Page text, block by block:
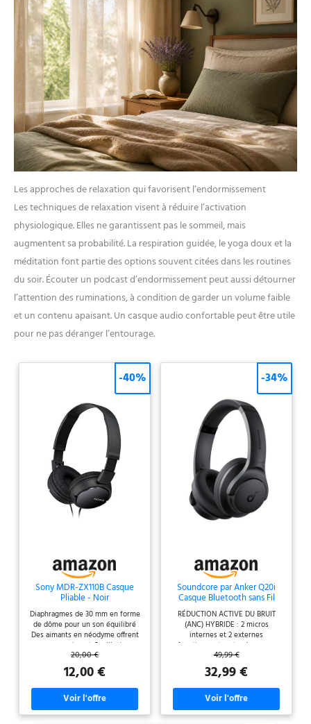
Les approches de relaxation qui favorisent l’endormissement
Les techniques de relaxation visent à réduire l’activation
physiologique. Elles ne garantissent pas le sommeil, mais
augmentent sa probabilité. La respiration guidée, le yoga doux et la
méditation font partie des options souvent citées dans les routines
du soir. Écouter un podcast d’endormissement peut aussi détourner
l’attention des ruminations, à condition de garder un volume faible
et un contenu apaisant. Un casque audio confortable peut être utile
pour ne pas déranger l’entourage.
Sony MDR-ZX110B Casque
Pliable - Noir
Diaphragmes de 30 mm en forme
de dôme pour un son équilibré
Des aimants en néodyme offrent
un son puissant Oreillettes
rembourrées pour un grand
confort d'écoute Gamme de
fréquences de 12 à 22 kHz
Longueur de câble: 1.2 mètres
20,00 €
12,00 €
-40%
Soundcore par Anker Q20i
Casque Bluetooth sans Fil
RÉDUCTION ACTIVE DU BRUIT
(ANC) HYBRIDE : 2 micros
internes et 2 externes
fonctionnent en tandem pour
détecter le bruit externe et le
réduire efficacement, jusqu'à 90
%, comme les bruits des moteurs
de voitures et d'avions. PLONGEZ
AU CŒUR D'UN SON PRÉCIS : le
casque antibruit est doté de
grands transducteurs dynamiques
49,99 €
32,99 €
-34%